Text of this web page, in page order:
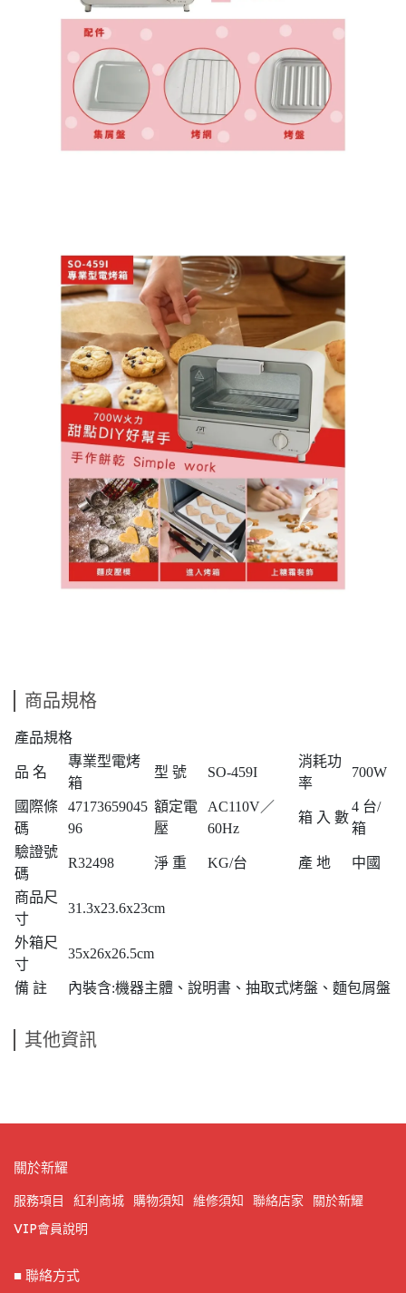
商品規格
產品規格
品 名
專業型電烤
箱
型 號 SO-459I
消耗功
率
700W
國際條
碼
47173659045
96
額定電
壓
AC110V／
60Hz
箱 入 數
4 台/
箱
驗證號
碼
R32498 淨 重 KG/台 產 地 中國
商品尺
寸
31.3x23.6x23cm
外箱尺
寸
35x26x26.5cm
備 註 內裝含:機器主體、說明書、抽取式烤盤、麵包屑盤
其他資訊
關於新耀
服務項目 紅利商城 購物須知 維修須知 聯絡店家
關於新耀
VIP會員說明
■ 聯絡方式